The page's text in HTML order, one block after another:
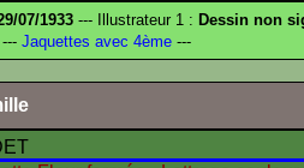
07/1933--- Illustrateur 1 : Dessin non
--- Jaquettes avec 4ème ---